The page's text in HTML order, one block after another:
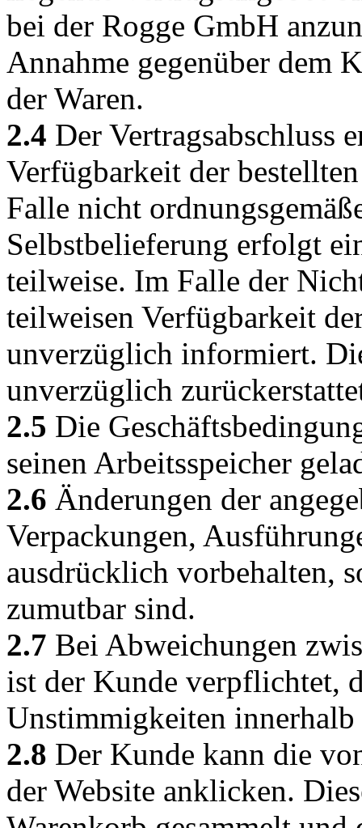
bei der Rogge GmbH
Annahme gegenüber dem
der Waren.
2.4 Der Vertragsabschluss
Verfügbarkeit der
Falle nicht
Selbstbelieferung erfolgt
teilweise. Im Falle der
teilweisen Verfügbarkeit
unverzüglich informiert.
unverzüglich
2.5 Die
seinen Arbeitsspeicher
2.6 Änderungen der
Verpackungen,
ausdrücklich vorbehalten,
zumutbar sind.
2.7 Bei Abweichungen
ist der Kunde verpflichtet,
Unstimmigkeiten
2.8 Der Kunde kann die
der Website anklicken.